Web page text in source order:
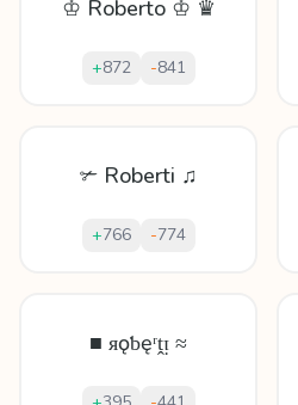
♔ Roberto ♔ ♛
+872 -841
✃ Roberti ♫
+766 -774
■ ᴙǫƅęʳṱᴉ ≈